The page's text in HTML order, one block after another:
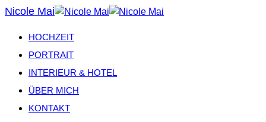
Nicole Mai
HOCHZEIT
PORTRAIT
INTERIEUR & HOTEL
ÜBER MICH
KONTAKT